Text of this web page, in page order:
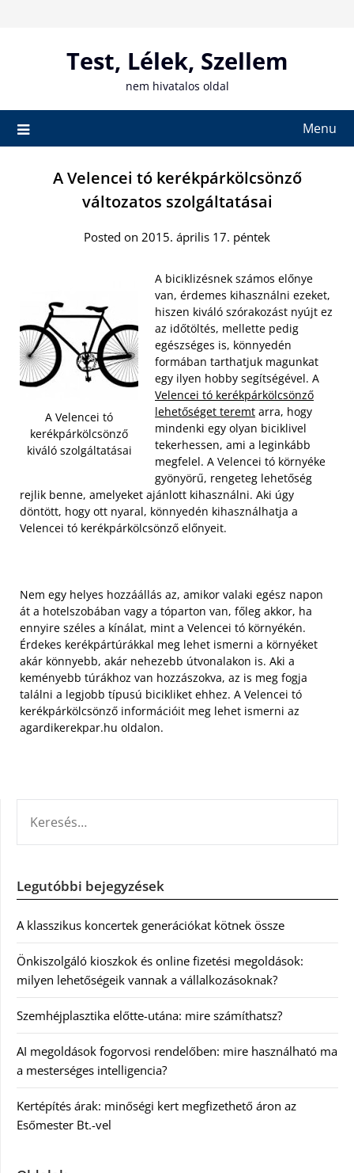
Test, Lélek, Szellem
nem hivatalos oldal
Menu
A Velencei tó kerékpárkölcsönző
változatos szolgáltatásai
Posted on 2015. április 17. péntek
A Velencei tó
kerékpárkölcsönző
kiváló szolgáltatásai
A biciklizésnek számos előnye
van, érdemes kihasználni ezeket,
hiszen kiváló szórakozást nyújt ez
az időtöltés, mellette pedig
egészséges is, könnyedén
formában tarthatjuk magunkat
egy ilyen hobby segítségével. A
Velencei tó kerékpárkölcsönző
lehetőséget teremt arra, hogy
mindenki egy olyan biciklivel
tekerhessen, ami a leginkább
megfelel. A Velencei tó környéke
gyönyörű, rengeteg lehetőség
rejlik benne, amelyeket ajánlott kihasználni. Aki úgy
döntött, hogy ott nyaral, könnyedén kihasználhatja a
Velencei tó kerékpárkölcsönző előnyeit.
Nem egy helyes hozzáállás az, amikor valaki egész napon
át a hotelszobában vagy a tóparton van, főleg akkor, ha
ennyire széles a kínálat, mint a Velencei tó környékén.
Érdekes kerékpártúrákkal meg lehet ismerni a környéket
akár könnyebb, akár nehezebb útvonalakon is. Aki a
keményebb túrákhoz van hozzászokva, az is meg fogja
találni a legjobb típusú bicikliket ehhez. A Velencei tó
kerékpárkölcsönző információit meg lehet ismerni az
agardikerekpar.hu oldalon.
Legutóbbi bejegyzések
A klasszikus koncertek generációkat kötnek össze
Önkiszolgáló kioszkok és online fizetési megoldások:
milyen lehetőségeik vannak a vállalkozásoknak?
Szemhéjplasztika előtte-utána: mire számíthatsz?
AI megoldások fogorvosi rendelőben: mire használható ma
a mesterséges intelligencia?
Kertépítés árak: minőségi kert megfizethető áron az
Esőmester Bt.-vel